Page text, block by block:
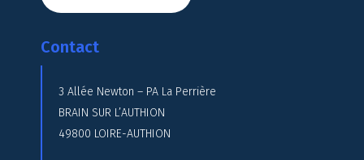
Contact
3 Allée Newton – PA La Perrière
BRAIN SUR L’AUTHION
49800 LOIRE-AUTHION